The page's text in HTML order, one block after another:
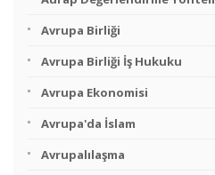
Avrupa Birliği
Avrupa Birliği İş Hukuku
Avrupa Ekonomisi
Avrupa'da İslam
Avrupalılaşma